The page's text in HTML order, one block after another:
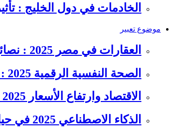
الخادمات في دول الخليج :
موضوع تعبير
العقارات في مصر 2025 : نصائح للشراء والاستثمار الذكي
الصحة النفسية الرقمية 2025 : كيف تؤثر السوشيال ميديا على…
الاقتصاد وارتفاع الأسعار 2025 : طرق عملية للتوفير وإدارة المصاريف
الذكاء الاصطناعي 2025 في حياتك اليومية : الدليل الشامل للاستفادة…